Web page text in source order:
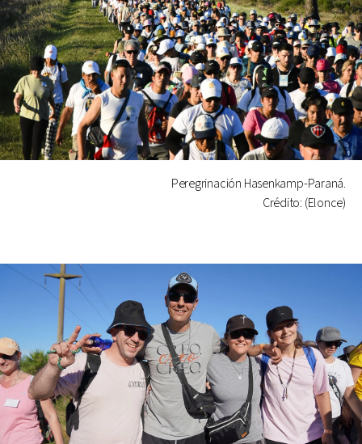
Peregrinación Hasenkamp-Paraná.
Crédito: (Elonce)